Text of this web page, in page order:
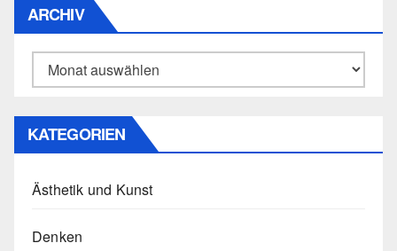
ARCHIV
Archiv
KATEGORIEN
Ästhetik und Kunst
Denken